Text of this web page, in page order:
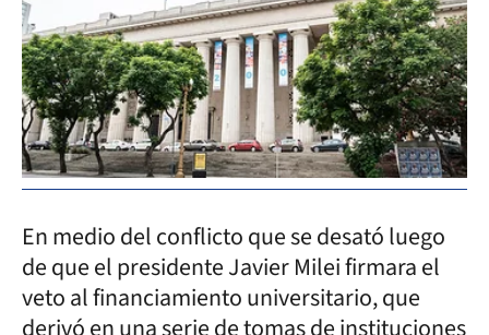
En medio del conflicto que se desató luego
de que el presidente Javier Milei firmara el
veto al financiamiento universitario, que